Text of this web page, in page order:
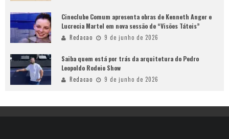
Cineclube Comum apresenta obras de Kenneth Anger e
Lucrecia Martel em nova sessão de “Visões Táteis”
Redacao 9 de junho de 2026
Saiba quem está por trás da arquitetura do Pedro
Leopoldo Rodeio Show
Redacao 9 de junho de 2026